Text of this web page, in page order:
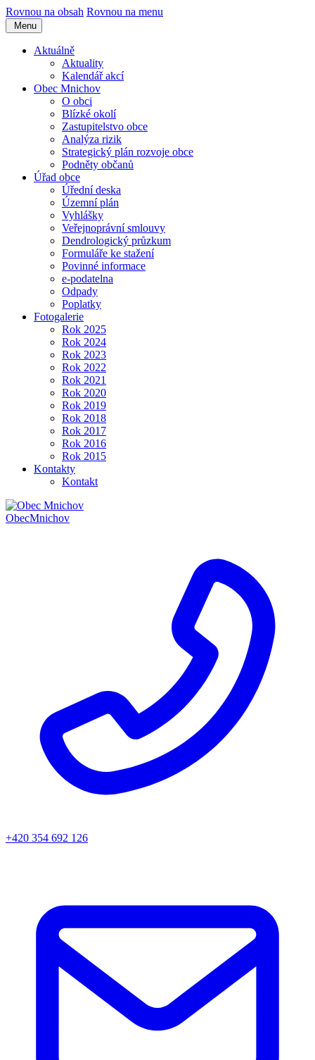
Rovnou na obsah Rovnou na menu
Menu
Aktuálně
Aktuality
Kalendář akcí
Obec Mnichov
O obci
Blízké okolí
Zastupitelstvo obce
Analýza rizik
Strategický plán rozvoje obce
Podněty občanů
Úřad obce
Úřední deska
Územní plán
Vyhlášky
Veřejnoprávní smlouvy
Dendrologický průzkum
Formuláře ke stažení
Povinné informace
e-podatelna
Odpady
Poplatky
Fotogalerie
Rok 2025
Rok 2024
Rok 2023
Rok 2022
Rok 2021
Rok 2020
Rok 2019
Rok 2018
Rok 2017
Rok 2016
Rok 2015
Kontakty
Kontakt
ObecMnichov
+420 354 692 126